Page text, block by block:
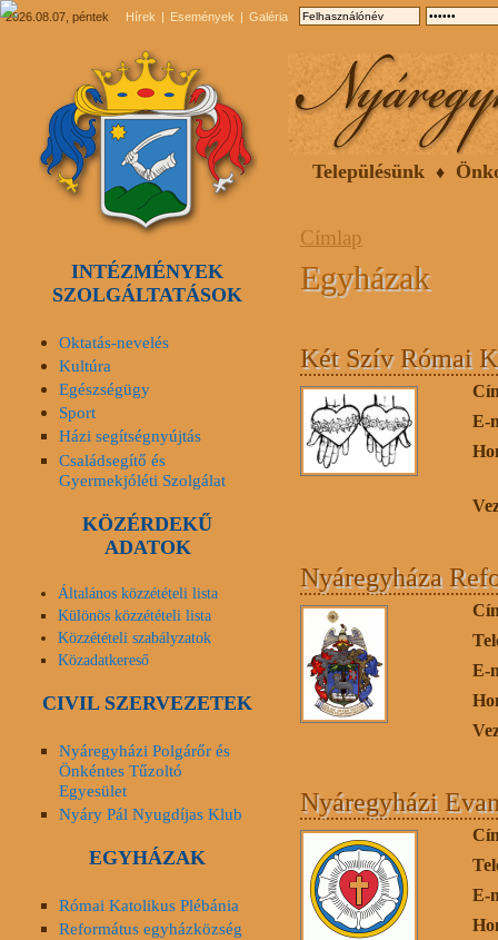
2026.08.07, péntek Hírek Események Galéria
Településünk
Címlap
Egyházak
Két Szív Római
E-
Nyáregyháza
E-
Nyáregyházi
E-
INTÉZMÉNYEK
SZOLGÁLTATÁSOK
Oktatás-nevelés
Kultúra
Egészségügy
Sport
Házi segítségnyújtás
Családsegítő és
Gyermekjóléti Szolgálat
KÖZÉRDEKŰ
ADATOK
Általános közzétételi lista
Különös közzétételi lista
Közzétételi szabályzatok
Közadatkereső
CIVIL SZERVEZETEK
Nyáregyházi Polgárőr és
Önkéntes Tűzoltó
Egyesület
Nyáry Pál Nyugdíjas Klub
EGYHÁZAK
Római Katolikus Plébánia
Református egyházközség